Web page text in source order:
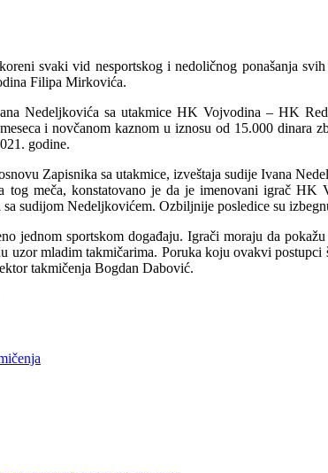
svaki vid nesportskog i nedoličnog ponašanja
Filipa Mirkovića.
Nedeljkovića sa utakmice HK Vojvodina – HK
i novčanom kaznom u iznosu od 15.000
godine.
Zapisnika sa utakmice, izveštaja sudije Ivana
tog meča, konstatovano je da je imenovani igrač
sudijom Nedeljkovićem. Ozbiljnije posledice su
jednom sportskom događaju. Igrači moraju da
mladim takmičarima. Poruka koju ovakvi
takmičenja Bogdan Dabović.